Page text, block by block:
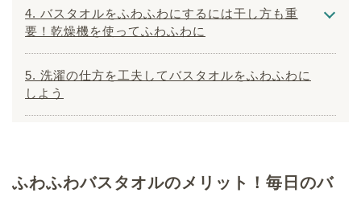
4. バスタオルをふわふわにするには干し方も重
要！乾燥機を使ってふわふわに
5. 洗濯の仕方を工夫してバスタオルをふわふわに
しよう
ふわふわバスタオルのメリット！毎日のバ